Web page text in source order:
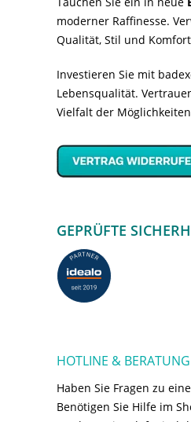
moderner Raffinesse.
Qualität, Stil und
Investieren Sie mit
Lebensqualität.
Vielfalt der
GEPRÜFTE
HOTLINE & BERATUNG
Haben Sie Fragen zu
Benötigen Sie Hilfe im